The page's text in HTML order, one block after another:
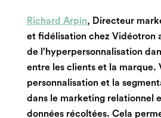
Richard Arpin, Directeur
et fidélisation chez Vidéotron
de l’ hyperpersonnalisation
entre les clients et la marque.
personnalisation et la
dans le marketing relationnel
données récoltées. Cela